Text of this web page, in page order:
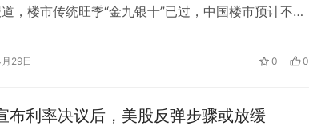
，楼市传统旺季“金九银十”已过，中国楼市预计不会
元，环比下跌0.01%，跌幅较上月收窄0.01个百分
29日 0 0
布利率决议后，美股反弹步骤或放缓